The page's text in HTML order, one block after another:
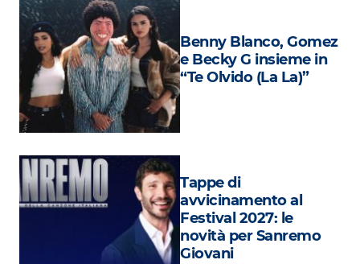
Eventi
Benny Blanco, Gomez
e Becky G insieme in
“Te Olvido (La La)”
Tappe di
avvicinamento al
Festival 2027: le
novità per Sanremo
Giovani